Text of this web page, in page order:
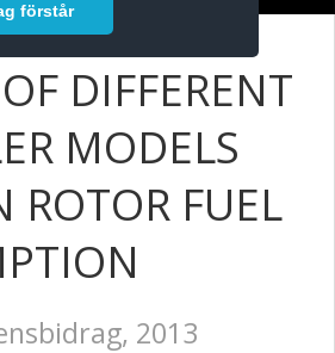
förstår
DIFFERENT
MODELS
ROTOR FUEL
2013